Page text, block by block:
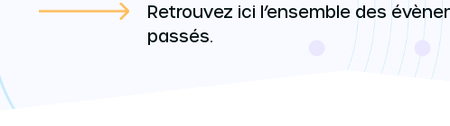
Retrouvez ici l’ensemble des
passés.